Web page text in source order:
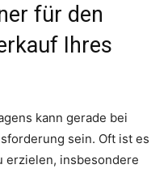
für den
Ihres
kann gerade bei
sein. Oft ist es
erzielen, insbesondere